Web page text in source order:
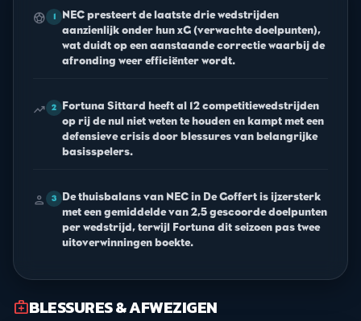
sports_soccer 1
NEC presteert de laatste drie wedstrijden
aanzienlijk onder hun xG (verwachte doelpunten),
wat duidt op een aanstaande correctie waarbij de
afronding weer efficiënter wordt.
trending_up 2
Fortuna Sittard heeft al 12 competitiewedstrijden
op rij de nul niet weten te houden en kampt met een
defensieve crisis door blessures van belangrijke
basisspelers.
person 3
De thuisbalans van NEC in De Goffert is ijzersterk
met een gemiddelde van 2,5 gescoorde doelpunten
per wedstrijd, terwijl Fortuna dit seizoen pas twee
uitoverwinningen boekte.
medical_servicesBLESSURES & AFWEZIGEN